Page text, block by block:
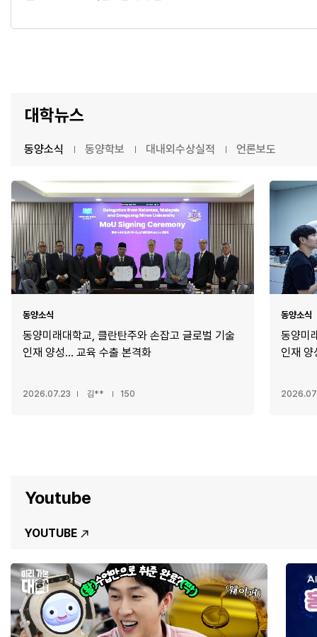
대학뉴스
동양소식
동양소식
동양미래대학교 반도체 부트캠프, 진화하는 실무
인재 양성 정조준
2026.07.20 김** 199
동양소
동양
대학
동양학보 대내외수상실적 언론보도
Youtube
YOUTUBE